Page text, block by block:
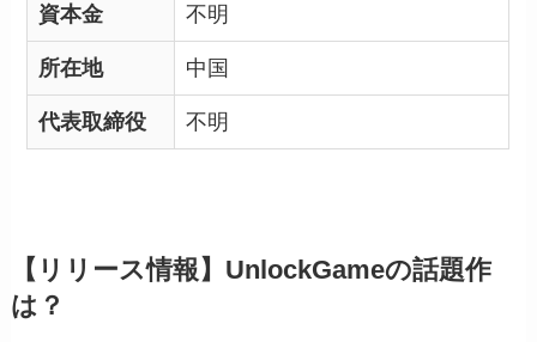
資本金 不明
所在地 中国
代表取締役 不明
【リリース情報】UnlockGameの話題作
は？